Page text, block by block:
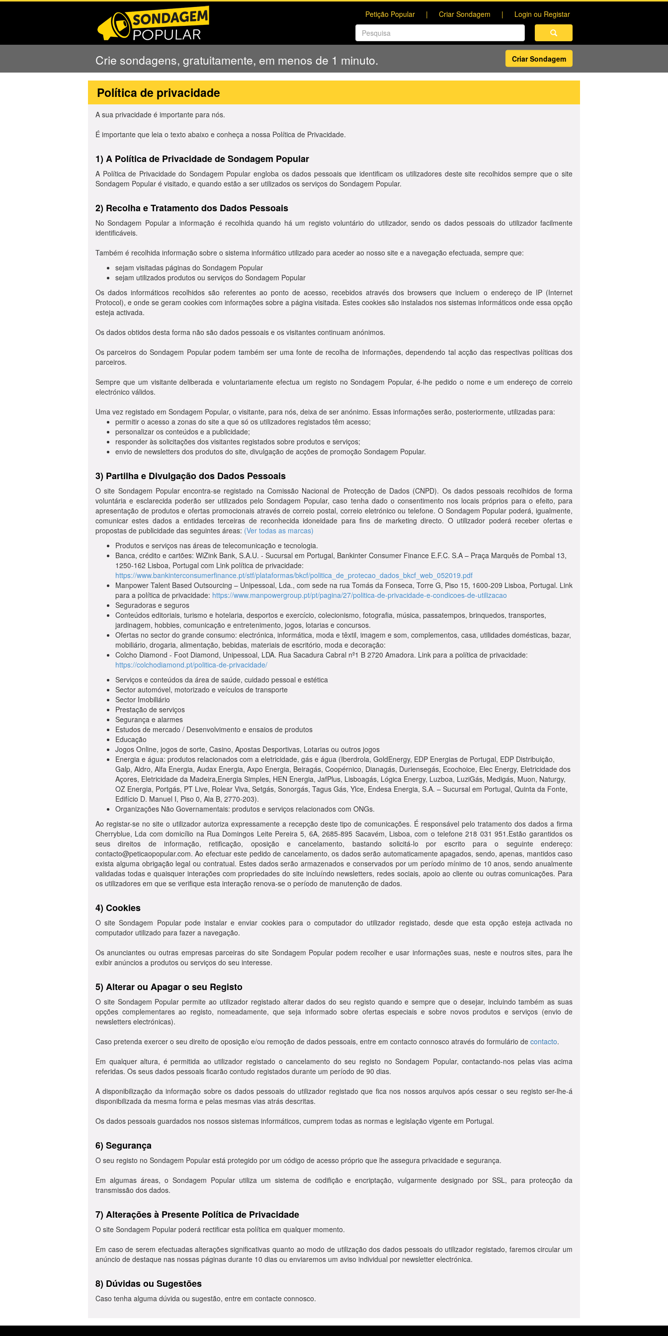
Petição Popular Criar Sondagem Login ou Registar
Crie sondagens, gratuitamente, em menos de 1 minuto. Criar Sondagem
Política de privacidade
A sua privacidade é importante para nós.
É importante que leia o texto abaixo e conheça a nossa Política de Privacidade.
1) A Política de Privacidade de Sondagem Popular
A Política de Privacidade do Sondagem Popular engloba os dados pessoais que identificam os utilizadores deste site recolhidos sempre que o site
Sondagem Popular é visitado, e quando estão a ser utilizados os serviços do Sondagem Popular.
2) Recolha e Tratamento dos Dados Pessoais
No Sondagem Popular a informação é recolhida quando há um registo voluntário do utilizador, sendo os dados pessoais do utilizador facilmente
identificáveis.
Também é recolhida informação sobre o sistema informático utilizado para aceder ao nosso site e a navegação efectuada, sempre que:
sejam visitadas páginas do Sondagem Popular
sejam utilizados produtos ou serviços do Sondagem Popular
Os dados informáticos recolhidos são referentes ao ponto de acesso, recebidos através dos browsers que incluem o endereço de IP (Internet
Protocol), e onde se geram cookies com informações sobre a página visitada. Estes cookies são instalados nos sistemas informáticos onde essa opção
esteja activada.
Os dados obtidos desta forma não são dados pessoais e os visitantes continuam anónimos.
Os parceiros do Sondagem Popular podem também ser uma fonte de recolha de informações, dependendo tal acção das respectivas políticas dos
parceiros.
Sempre que um visitante deliberada e voluntariamente efectua um registo no Sondagem Popular, é-lhe pedido o nome e um endereço de correio
electrónico válidos.
Uma vez registado em Sondagem Popular, o visitante, para nós, deixa de ser anónimo. Essas informações serão, posteriormente, utilizadas para:
permitir o acesso a zonas do site a que só os utilizadores registados têm acesso;
personalizar os conteúdos e a publicidade;
responder às solicitações dos visitantes registados sobre produtos e serviços;
envio de newsletters dos produtos do site, divulgação de acções de promoção Sondagem Popular.
3) Partilha e Divulgação dos Dados Pessoais
O site Sondagem Popular encontra-se registado na Comissão Nacional de Protecção de Dados (CNPD). Os dados pessoais recolhidos de forma
voluntária e esclarecida poderão ser utilizados pelo Sondagem Popular, caso tenha dado o consentimento nos locais próprios para o efeito, para
apresentação de produtos e ofertas promocionais através de correio postal, correio eletrónico ou telefone. O Sondagem Popular poderá, igualmente,
comunicar estes dados a entidades terceiras de reconhecida idoneidade para fins de marketing directo. O utilizador poderá receber ofertas e
propostas de publicidade das seguintes áreas: (Ver todas as marcas)
Produtos e serviços nas áreas de telecomunicação e tecnologia.
Banca, crédito e cartões: WiZink Bank, S.A.U. - Sucursal em Portugal, Bankinter Consumer Finance E.F.C. S.A – Praça Marquês de Pombal 13,
1250-162 Lisboa, Portugal com Link política de privacidade:
https://www.bankinterconsumerfinance.pt/stf/plataformas/bkcf/politica_de_protecao_dados_bkcf_web_052019.pdf
Manpower Talent Based Outsourcing – Unipessoal, Lda., com sede na rua Tomás da Fonseca, Torre G, Piso 15, 1600-209 Lisboa, Portugal. Link
para a política de privacidade: https://www.manpowergroup.pt/pt/pagina/27/politica-de-privacidade-e-condicoes-de-utilizacao
Seguradoras e seguros
Conteúdos editoriais, turismo e hotelaria, desportos e exercício, colecionismo, fotografia, música, passatempos, brinquedos, transportes,
jardinagem, hobbies, comunicação e entretenimento, jogos, lotarias e concursos.
Ofertas no sector do grande consumo: electrónica, informática, moda e têxtil, imagem e som, complementos, casa, utilidades domésticas, bazar,
mobiliário, drogaria, alimentação, bebidas, materiais de escritório, moda e decoração:
Colcho Diamond - Foot Diamond, Unipessoal, LDA. Rua Sacadura Cabral nº1 B 2720 Amadora. Link para a política de privacidade:
https://colchodiamond.pt/politica-de-privacidade/
Serviços e conteúdos da área de saúde, cuidado pessoal e estética
Sector automóvel, motorizado e veículos de transporte
Sector Imobiliário
Prestação de serviços
Segurança e alarmes
Estudos de mercado / Desenvolvimento e ensaios de produtos
Educação
Jogos Online, jogos de sorte, Casino, Apostas Desportivas, Lotarias ou outros jogos
Energia e água: produtos relacionados com a eletricidade, gás e água (Iberdrola, GoldEnergy, EDP Energias de Portugal, EDP Distribuição,
Galp, Aldro, Alfa Energia, Audax Energia, Axpo Energia, Beiragás, Coopérnico, Dianagás, Duriensegás, Ecochoice, Elec Energy, Eletricidade dos
Açores, Eletricidade da Madeira,Energia Simples, HEN Energia, JafPlus, Lisboagás, Lógica Energy, Luzboa, LuziGás, Medigás, Muon, Naturgy,
OZ Energia, Portgás, PT Live, Rolear Viva, Setgás, Sonorgás, Tagus Gás, Ylce, Endesa Energia, S.A. – Sucursal em Portugal, Quinta da Fonte,
Edifício D. Manuel I, Piso 0, Ala B, 2770-203).
Organizações Não Governamentais: produtos e serviços relacionados com ONGs.
Ao registar-se no site o utilizador autoriza expressamente a recepção deste tipo de comunicações. É responsável pelo tratamento dos dados a firma
Cherryblue, Lda com domicílio na Rua Domingos Leite Pereira 5, 6A, 2685-895 Sacavém, Lisboa, com o telefone 218 031 951.Estão garantidos os
seus direitos de informação, retificação, oposição e cancelamento, bastando solicitá-lo por escrito para o seguinte endereço:
contacto@peticaopopular.com. Ao efectuar este pedido de cancelamento, os dados serão automaticamente apagados, sendo, apenas, mantidos caso
exista alguma obrigação legal ou contratual. Estes dados serão armazenados e conservados por um período mínimo de 10 anos, sendo anualmente
validadas todas e quaisquer interações com propriedades do site incluíndo newsletters, redes sociais, apoio ao cliente ou outras comunicações. Para
os utilizadores em que se verifique esta interação renova-se o período de manutenção de dados.
4) Cookies
O site Sondagem Popular pode instalar e enviar cookies para o computador do utilizador registado, desde que esta opção esteja activada no
computador utilizado para fazer a navegação.
Os anunciantes ou outras empresas parceiras do site Sondagem Popular podem recolher e usar informações suas, neste e noutros sites, para lhe
exibir anúncios a produtos ou serviços do seu interesse.
5) Alterar ou Apagar o seu Registo
O site Sondagem Popular permite ao utilizador registado alterar dados do seu registo quando e sempre que o desejar, incluindo também as suas
opções complementares ao registo, nomeadamente, que seja informado sobre ofertas especiais e sobre novos produtos e serviços (envio de
newsletters electrónicas).
Caso pretenda exercer o seu direito de oposição e/ou remoção de dados pessoais, entre em contacto connosco através do formulário de contacto.
Em qualquer altura, é permitida ao utilizador registado o cancelamento do seu registo no Sondagem Popular, contactando-nos pelas vias acima
referidas. Os seus dados pessoais ficarão contudo registados durante um período de 90 dias.
A disponibilização da informação sobre os dados pessoais do utilizador registado que fica nos nossos arquivos após cessar o seu registo ser-lhe-á
disponibilizada da mesma forma e pelas mesmas vias atrás descritas.
Os dados pessoais guardados nos nossos sistemas informáticos, cumprem todas as normas e legislação vigente em Portugal.
6) Segurança
O seu registo no Sondagem Popular está protegido por um código de acesso próprio que lhe assegura privacidade e segurança.
Em algumas áreas, o Sondagem Popular utiliza um sistema de codifição e encriptação, vulgarmente designado por SSL, para protecção da
transmissão dos dados.
7) Alterações à Presente Política de Privacidade
O site Sondagem Popular poderá rectificar esta política em qualquer momento.
Em caso de serem efectuadas alterações significativas quanto ao modo de utilização dos dados pessoais do utilizador registado, faremos circular um
anúncio de destaque nas nossas páginas durante 10 dias ou enviaremos um aviso individual por newsletter electrónica.
8) Dúvidas ou Sugestões
Caso tenha alguma dúvida ou sugestão, entre em contacte connosco.